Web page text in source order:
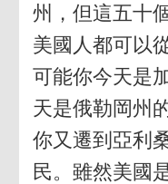
州，但這五十
美國人都可以
可能你今天是
天是俄勒岡州
你又遷到亞利
民。雖然美國